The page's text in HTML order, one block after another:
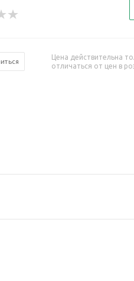
Цена действительна
отличаться от цен в